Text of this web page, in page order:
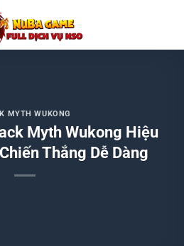
MYTH WUKONG
Myth Wukong Hiệu
Thắng Dễ Dàng